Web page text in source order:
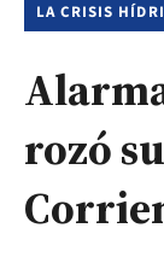
LA CRISIS
rozó